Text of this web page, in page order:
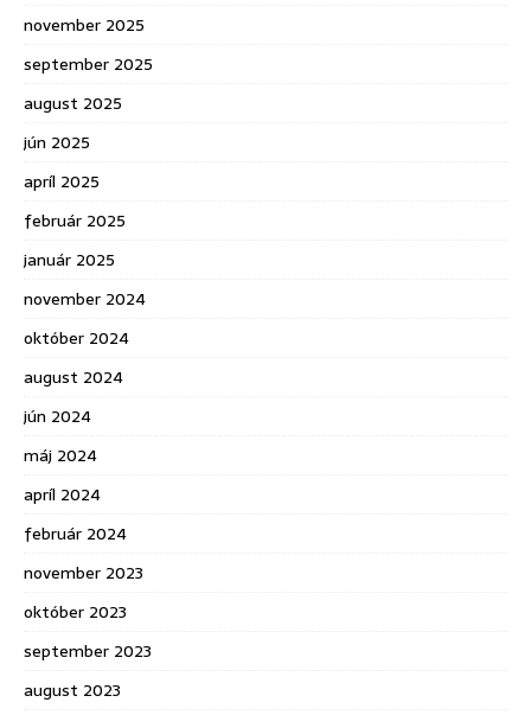
november 2025
september 2025
august 2025
jún 2025
apríl 2025
február 2025
január 2025
november 2024
október 2024
august 2024
jún 2024
máj 2024
apríl 2024
február 2024
november 2023
október 2023
september 2023
august 2023